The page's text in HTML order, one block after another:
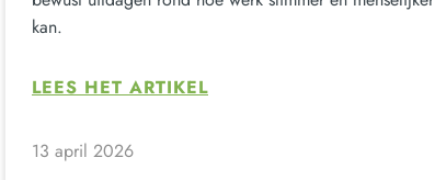
kan.
LEES HET ARTIKEL
13 april 2026